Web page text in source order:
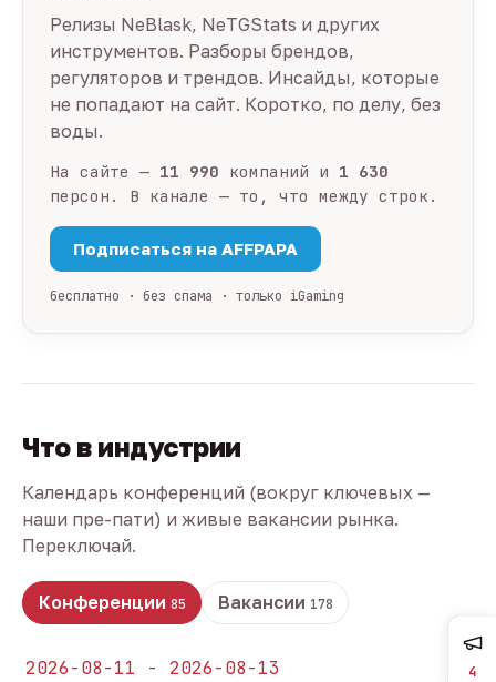
Релизы NeBlask, NeTGStats и других
инструментов. Разборы брендов,
регуляторов и трендов. Инсайды, которые
не попадают на сайт. Коротко, по делу, без
воды.
На сайте — 11 990 компаний и 1 630
персон. В канале — то, что между строк.
Подписаться на AFFPAPA
бесплатно · без спама · только iGaming
Что в индустрии
Календарь конференций (вокруг ключевых —
наши пре-пати) и живые вакансии рынка.
Переключай.
Конференции 85 Вакансии 178
2026-08-11 - 2026-08-13 4